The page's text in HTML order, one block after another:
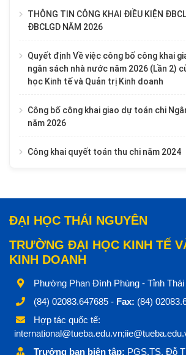
THÔNG TIN CÔNG KHAI ĐIỀU KIỆN
ĐBCLGD NĂM 2026
Quyết định Về việc công bố công khai
ngân sách nhà nước năm 2026 (Lần 2)
học Kinh tế và Quản trị Kinh doanh
Công bố công khai giao dự toán chi
năm 2026
Công khai quyết toán thu chi năm 2024
ĐẠI HỌC THÁI NGUYÊN
TRƯỜNG ĐẠI HỌC KINH TẾ
KINH DOANH
Phường Phan Đình Phùng - Tỉnh
(84) 02083.647685 - Fax: (84)
Hợp tác quốc tế:
Trưởng ban biên tập: PGS.TS. Đỗ